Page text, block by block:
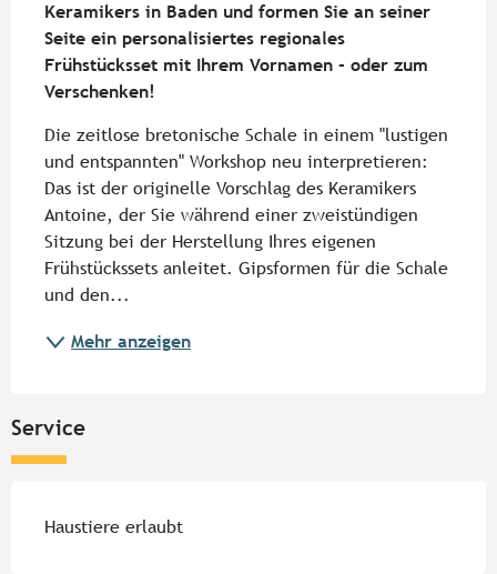
Keramikers in Baden und formen Sie an seiner
Seite ein personalisiertes regionales
Frühstücksset mit Ihrem Vornamen - oder zum
Verschenken!
Die zeitlose bretonische Schale in einem "lustigen
und entspannten" Workshop neu interpretieren:
Das ist der originelle Vorschlag des Keramikers
Antoine, der Sie während einer zweistündigen
Sitzung bei der Herstellung Ihres eigenen
Frühstückssets anleitet. Gipsformen für die Schale
und den...
Mehr anzeigen
Service
Haustiere erlaubt